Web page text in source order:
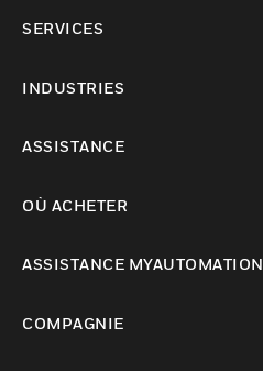
SERVICES
INDUSTRIES
ASSISTANCE
OÙ ACHETER
ASSISTANCE MYAUTOMATION
COMPAGNIE